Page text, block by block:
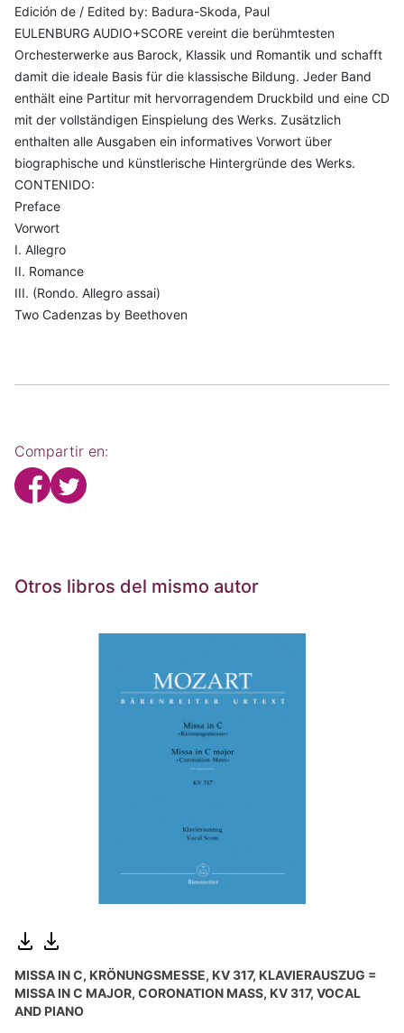
Edición de / Edited by: Badura-Skoda, Paul
EULENBURG AUDIO+SCORE vereint die berühmtesten
Orchesterwerke aus Barock, Klassik und Romantik und schafft
damit die ideale Basis für die klassische Bildung. Jeder Band
enthält eine Partitur mit hervorragendem Druckbild und eine CD
mit der vollständigen Einspielung des Werks. Zusätzlich
enthalten alle Ausgaben ein informatives Vorwort über
biographische und künstlerische Hintergründe des Werks.
CONTENIDO:
Preface
Vorwort
I. Allegro
II. Romance
III. (Rondo. Allegro assai)
Two Cadenzas by Beethoven
Compartir en:
Otros libros del mismo autor
MISSA IN C, KRÖNUNGSMESSE, KV 317, KLAVIERAUSZUG =
MISSA IN C MAJOR, CORONATION MASS, KV 317, VOCAL
AND PIANO